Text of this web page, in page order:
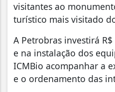
visitantes ao
turístico mais visitado
A Petrobras investirá
e na instalação dos
ICMBio acompanhar a
e o ordenamento das